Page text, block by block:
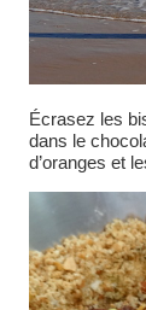
Écrasez les
dans le
d’oranges et